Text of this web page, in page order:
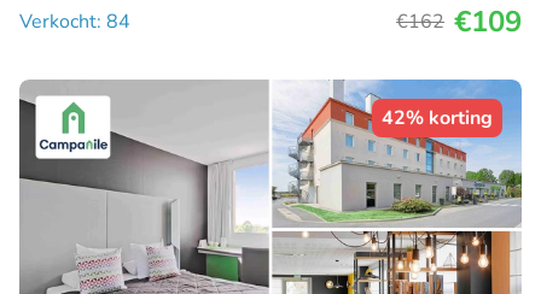
Verkocht: 84
€162 €109
42% korting